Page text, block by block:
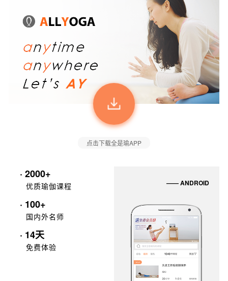
点击下载全是瑜APP
· 2000+
优质瑜伽课程
· 100+
国内外名师
· 14天
免费体验
—— ANDROID